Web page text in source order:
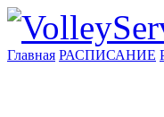
Главная РАСПИСАНИЕ